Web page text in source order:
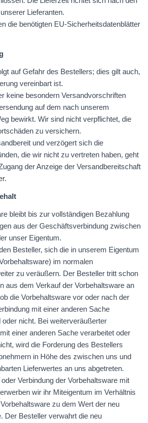
Lieferanten.
die benötigten EU-Sicherheitsdatenblätter
auf Gefahr des Bestellers; dies gilt auch,
vereinbart ist.
keine besondern Versandvorschriften
auf dem nach unserem
bewirkt. Wir sind nicht verpflichtet, die
zu versichern.
und verzögert sich die
die wir nicht zu vertreten haben, geht
der Anzeige der Versandbereitschaft
bleibt bis zur vollständigen Bezahlung
aus der Geschäftsverbindung zwischen
unser Eigentum.
Besteller, sich die in unserem Eigentum
im normalen
zu veräußern. Der Besteller tritt schon
aus dem Verkauf der Vorbehaltsware an
die Vorbehaltsware vor oder nach der
mit einer anderen Sache
nicht. Bei weiterveräußerter
einer anderen Sache verarbeitet oder
wird die Forderung des Bestellers
in Höhe des zwischen uns und
Lieferwertes an uns abgetreten.
Verbindung der Vorbehaltsware mit
wir ihr Miteigentum im Verhältnis
zu dem Wert der neu
Der Besteller verwahrt die neu